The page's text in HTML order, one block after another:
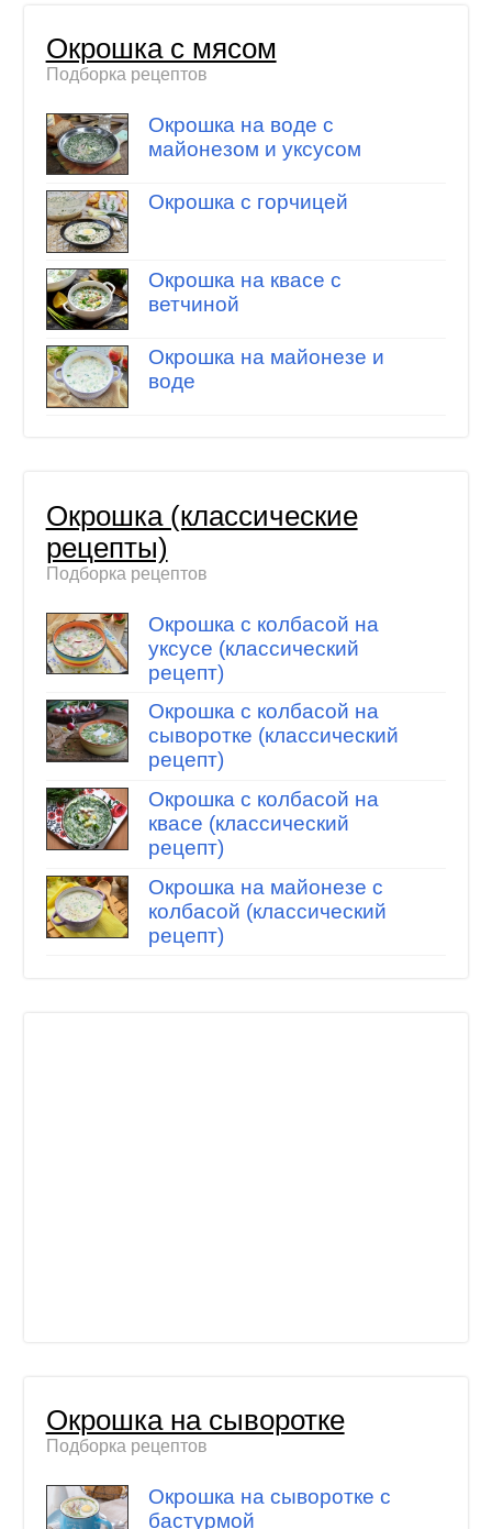
Окрошка с мясом
Подборка рецептов
Окрошка на воде с
майонезом и уксусом
Окрошка с горчицей
Окрошка на квасе с
ветчиной
Окрошка на майонезе и
воде
Окрошка (классические
рецепты)
Подборка рецептов
Окрошка с колбасой на
уксусе (классический
рецепт)
Окрошка с колбасой на
сыворотке (классический
рецепт)
Окрошка с колбасой на
квасе (классический
рецепт)
Окрошка на майонезе с
колбасой (классический
рецепт)
Окрошка на сыворотке
Подборка рецептов
Окрошка на сыворотке с
бастурмой